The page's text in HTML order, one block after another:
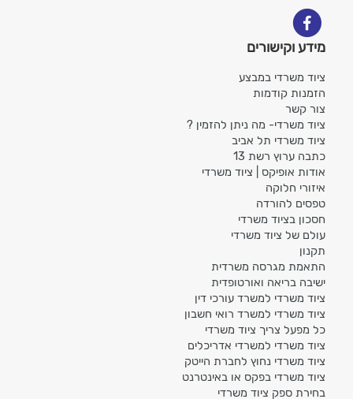
מידע וקישורים
ציוד משרדי במבצע
הזמנות קודמות
צור קשר
ציוד משרדי- מה ניתן להזמין ?
ציוד משרדי תל אביב
כתבה ערוץ רשת 13
אודות אופיקס | ציוד משרדי
איזורי חלוקה
טפסים להורדה
חסכון בציוד משרדי
עולם של ציוד משרדי
תקנון
התאמת מגרסה משרדית
ישיבה בריאה ואורטופדית
ציוד משרדי למשרד עורכי דין
ציוד משרדי למשרד רואי חשבון
כל מפעל צריך ציוד משרדי
ציוד משרדי למשרדי אדריכלים
ציוד משרדי נחוץ לחברת הייטק
ציוד משרדי בפקס או באינטרנט
בחירת ספק ציוד משרדי